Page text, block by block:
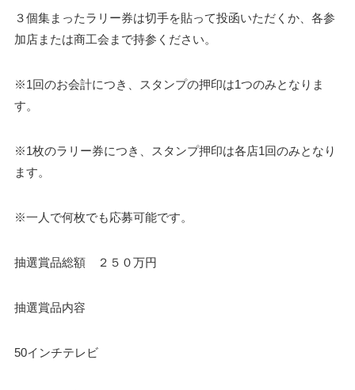
３個集まったラリー券は切手を貼って投函いただくか、各参
加店または商工会まで持参ください。
※1回のお会計につき、スタンプの押印は1つのみとなりま
す。
※1枚のラリー券につき、スタンプ押印は各店1回のみとなり
ます。
※一人で何枚でも応募可能です。
抽選賞品総額 ２５０万円
抽選賞品内容
50インチテレビ